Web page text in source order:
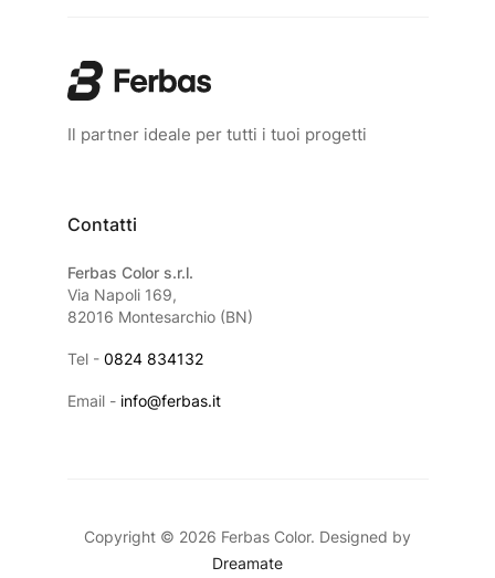
Il partner ideale per tutti i tuoi progetti
Contatti
Ferbas Color s.r.l.
Via Napoli 169,
82016 Montesarchio (BN)
Tel - 0824 834132
Email - info@ferbas.it
Copyright © 2026 Ferbas Color. Designed by
Dreamate